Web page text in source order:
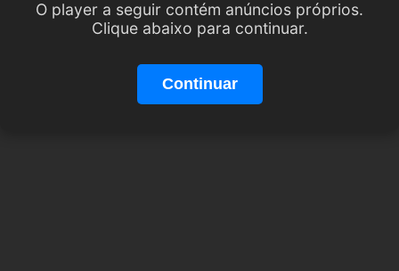
O player a seguir contém anúncios próprios.
Clique abaixo para continuar.
Continuar